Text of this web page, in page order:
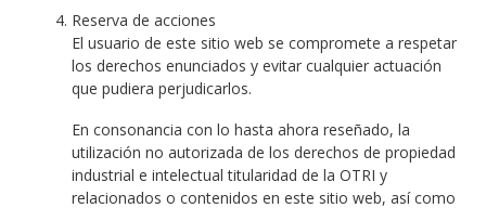
Reserva de acciones
El usuario de este sitio web se compromete a respetar
los derechos enunciados y evitar cualquier actuación
que pudiera perjudicarlos.
En consonancia con lo hasta ahora reseñado, la
utilización no autorizada de los derechos de propiedad
industrial e intelectual titularidad de la OTRI y
relacionados o contenidos en este sitio web, así como